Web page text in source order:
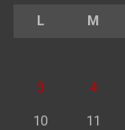
L M
3 4
10 11